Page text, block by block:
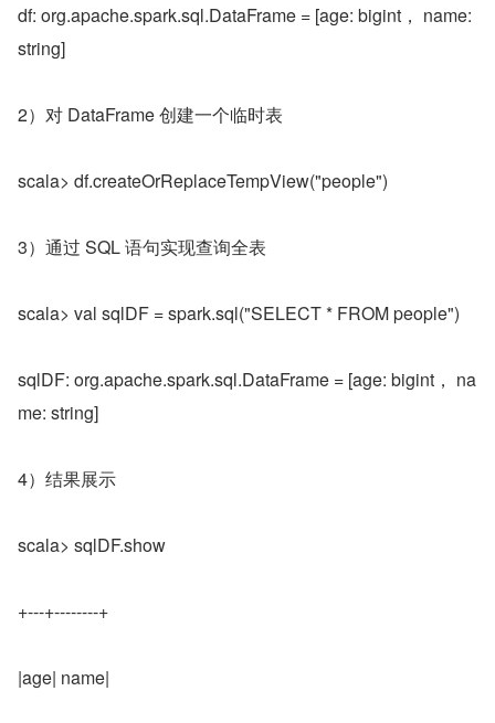
df: org.apache.spark.sql.DataFrame = [age: bigint， name:
string]
2）对 DataFrame 创建一个临时表
scala> df.createOrReplaceTempView("people")
3）通过 SQL 语句实现查询全表
scala> val sqlDF = spark.sql("SELECT * FROM people")
sqlDF: org.apache.spark.sql.DataFrame = [age: bigint， na
me: string]
4）结果展示
scala> sqlDF.show
+---+--------+
|age| name|